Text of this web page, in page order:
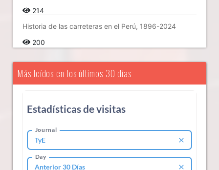
214
Historia de las carreteras en el Perú, 1896-2024
200
Más leídos en los últimos 30 días